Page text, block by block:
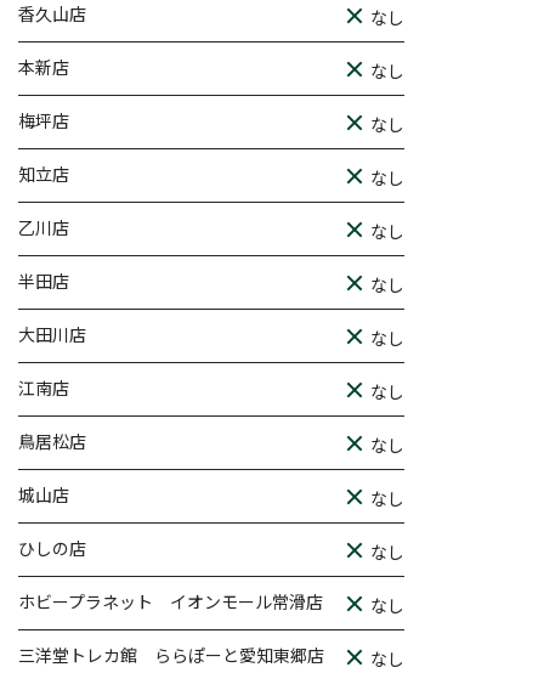
香久山店 なし
本新店 なし
梅坪店 なし
知立店 なし
乙川店 なし
半田店 なし
大田川店 なし
江南店 なし
鳥居松店 なし
城山店 なし
ひしの店 なし
ホビープラネット イオンモール常滑店 なし
三洋堂トレカ館 ららぽーと愛知東郷店 なし